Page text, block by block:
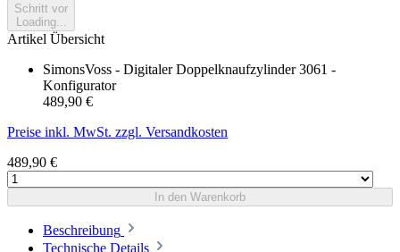
Schritt vor
Loading...
Artikel Übersicht
SimonsVoss - Digitaler Doppelknaufzylinder 3061 -
Konfigurator
489,90 €
Preise inkl. MwSt. zzgl. Versandkosten
489,90 €
In den Warenkorb
Beschreibung
Technische Details